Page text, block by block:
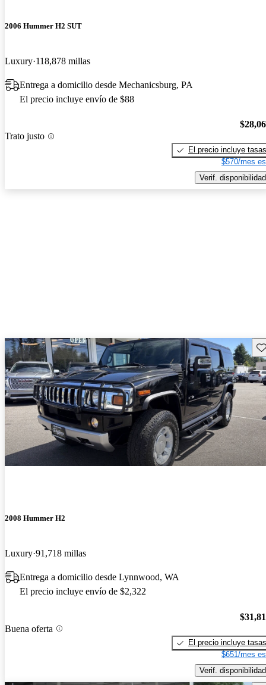
2006 Hummer H2 SUT
Luxury 118,878 millas
Entrega a domicilio desde Mechanicsburg, PA
El precio incluye envío de $88
Trato justo
El precio incluye tasas
$570/mes
Verif. disponibilidad
2008 Hummer H2
Luxury 91,718 millas
Entrega a domicilio desde Lynnwood, WA
El precio incluye envío de $2,322
Buena oferta
El precio incluye tasas
$651/mes
Verif. disponibilidad